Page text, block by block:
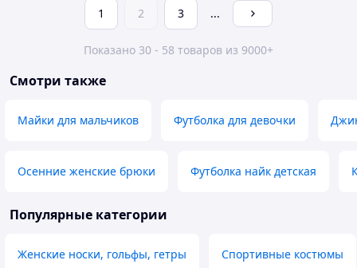
1 2 3 ...
Показано 30 - 58 товаров из 9000+
Смотри также
Майки для мальчиков Футболка для девочки
Осенние женские брюки Футболка найк детская
Популярные категории
Женские носки, гольфы, гетры Спортивные костюмы